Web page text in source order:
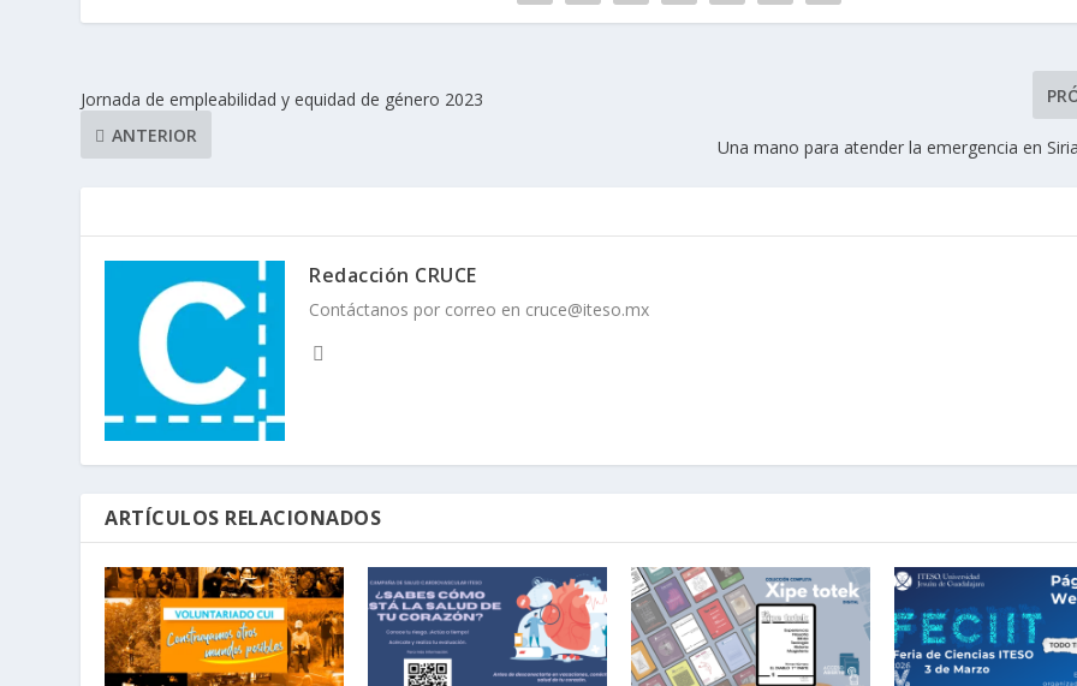
Jornada de empleabilidad y equidad de género 2023
ANTERIOR
Una mano para atender la emergencia en
Redacción CRUCE
Contáctanos por correo en cruce@iteso.mx
ARTÍCULOS RELACIONADOS